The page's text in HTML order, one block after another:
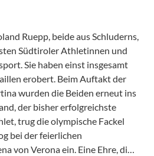
Ruepp, beide aus Schluderns,
Südtiroler Athletinnen und
Sie haben einst insgesamt
erobert. Beim Auftakt der
wurden die Beiden erneut ins
der bisher erfolgreichste
trug die olympische Fackel
bei der feierlichen
von Verona ein. Eine Ehre, di…